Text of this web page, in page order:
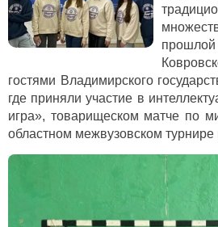
гостями Владимирского
где приняли участие в
игра», товарищеском матче по
областном межвузовском турнире